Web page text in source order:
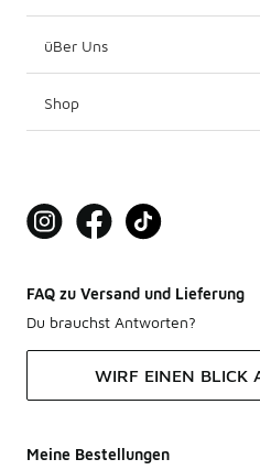
üBer Uns
Shop
FAQ zu Versand und Lieferung
Du brauchst Antworten?
WIRF EINEN BLICK
Meine Bestellungen